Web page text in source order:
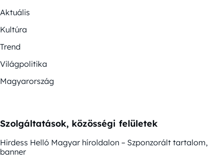
Aktuális
Kultúra
Trend
Világpolitika
Magyarország
Szolgáltatások, közösségi felületek
Hirdess Helló Magyar híroldalon – Szponzorált tartalom,
banner